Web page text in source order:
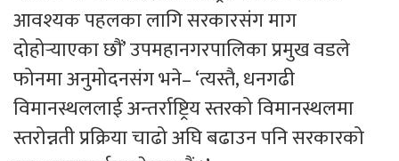
आवश्यक पहलका लागि सरकारसंग माग
दोहोर्‍याएका छौं’ उपमहानगरपालिका प्रमुख वडले
फोनमा अनुमोदनसंग भने– ‘त्यस्तै, धनगढी
विमानस्थललाई अन्तर्राष्ट्रिय स्तरको विमानस्थलमा
स्तरोन्नती प्रक्रिया चाढो अघि बढाउन पनि सरकारको